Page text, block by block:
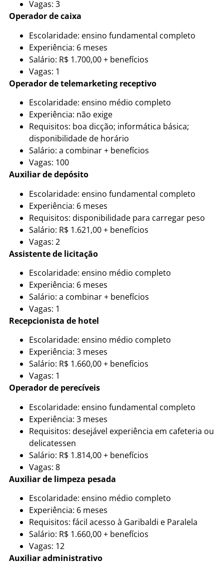
Vagas: 3
Operador de caixa
Escolaridade: ensino fundamental completo
Experiência: 6 meses
Salário: R$ 1.700,00 + benefícios
Vagas: 1
Operador de telemarketing receptivo
Escolaridade: ensino médio completo
Experiência: não exige
Requisitos: boa dicção; informática básica;
disponibilidade de horário
Salário: a combinar + benefícios
Vagas: 100
Auxiliar de depósito
Escolaridade: ensino fundamental completo
Experiência: 6 meses
Requisitos: disponibilidade para carregar peso
Salário: R$ 1.621,00 + benefícios
Vagas: 2
Assistente de licitação
Escolaridade: ensino médio completo
Experiência: 6 meses
Salário: a combinar + benefícios
Vagas: 1
Recepcionista de hotel
Escolaridade: ensino médio completo
Experiência: 3 meses
Salário: R$ 1.660,00 + benefícios
Vagas: 1
Operador de perecíveis
Escolaridade: ensino fundamental completo
Experiência: 3 meses
Requisitos: desejável experiência em cafeteria ou
delicatessen
Salário: R$ 1.814,00 + benefícios
Vagas: 8
Auxiliar de limpeza pesada
Escolaridade: ensino médio completo
Experiência: 6 meses
Requisitos: fácil acesso à Garibaldi e Paralela
Salário: R$ 1.660,00 + benefícios
Vagas: 12
Auxiliar administrativo